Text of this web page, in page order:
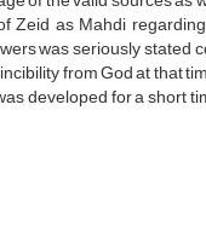
Zeid as Mahdi
was seriously stated
from God at that
developed for a short